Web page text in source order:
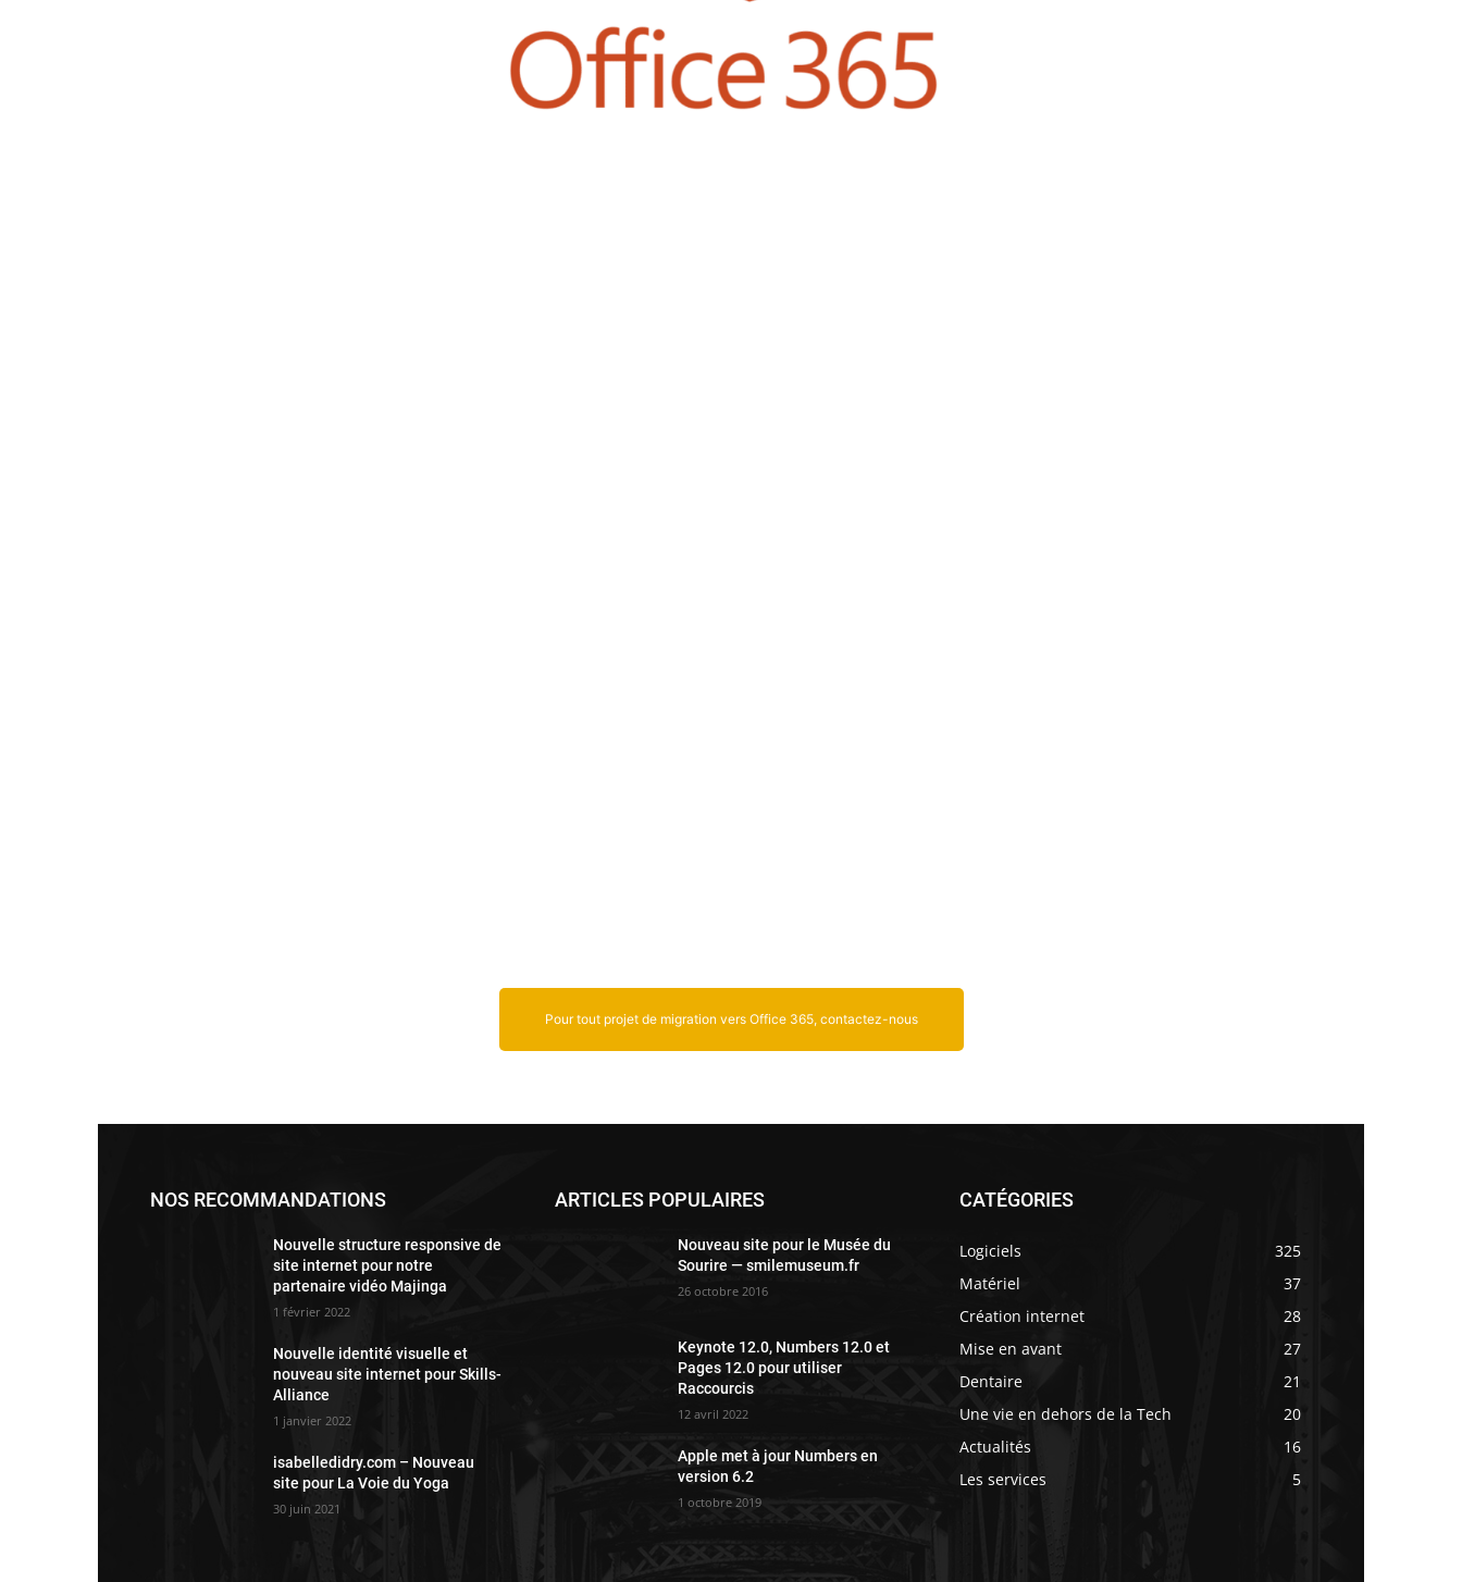
Pour tout projet de migration vers Office 365, contactez-nous
NOS RECOMMANDATIONS
Nouvelle structure responsive de
site internet pour notre
partenaire vidéo Majinga
1 février 2022
Nouvelle identité visuelle et
nouveau site internet pour Skills-
Alliance
1 janvier 2022
isabelledidry.com – Nouveau
site pour La Voie du Yoga
30 juin 2021
ARTICLES POPULAIRES
Nouveau site pour le Musée du
Sourire — smilemuseum.fr
26 octobre 2016
Keynote 12.0, Numbers 12.0 et
Pages 12.0 pour utiliser
Raccourcis
12 avril 2022
Apple met à jour Numbers en
version 6.2
1 octobre 2019
CATÉGORIES
Logiciels
325
Matériel
37
Création internet
28
Mise en avant
27
Dentaire
21
Une vie en dehors de la Tech
20
Actualités
16
Les services
5